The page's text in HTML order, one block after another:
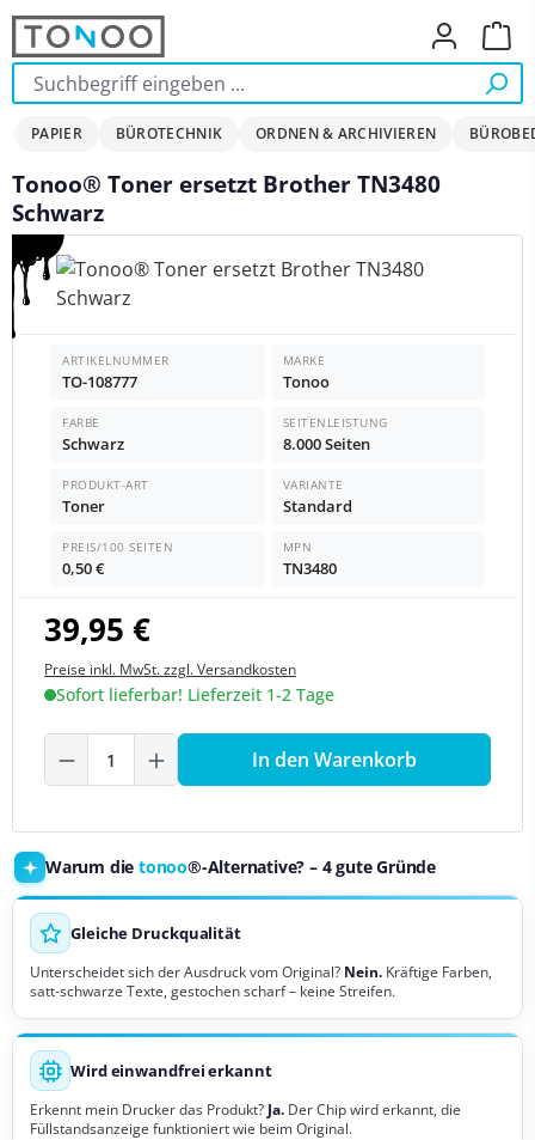
Zum Hauptinhalt springen
PAPIER BÜROTECHNIK ORDNEN & ARCHIVIEREN
Tonoo® Toner ersetzt Brother TN3480
Schwarz
Bildergalerie überspringen
ARTIKELNUMMER
TO-108777
MARKE
Tonoo
FARBE
Schwarz
SEITENLEISTUNG
8.000 Seiten
PRODUKT-ART
Toner
VARIANTE
Standard
PREIS/100 SEITEN
0,50 €
MPN
TN3480
39,95 €
Preise inkl. MwSt. zzgl. Versandkosten
Sofort lieferbar! Lieferzeit 1-2 Tage
Produkt Anzahl: Gib den
In den Warenkorb
Warum die tonoo®-Alternative? – 4 gute Gründe
Gleiche Druckqualität
Unterscheidet sich der Ausdruck vom Original? Nein. Kräftige Farben,
satt-schwarze Texte, gestochen scharf – keine Streifen.
Wird einwandfrei erkannt
Erkennt mein Drucker das Produkt? Ja. Der Chip wird erkannt, die
Füllstandsanzeige funktioniert wie beim Original.